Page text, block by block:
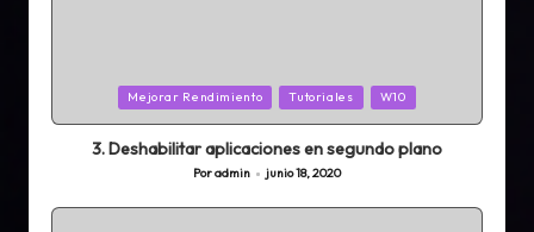
Publicada
en
Mejorar Rendimiento Tutoriales W10
3. Deshabilitar aplicaciones en segundo plano
por
Poradmin junio 18, 2020